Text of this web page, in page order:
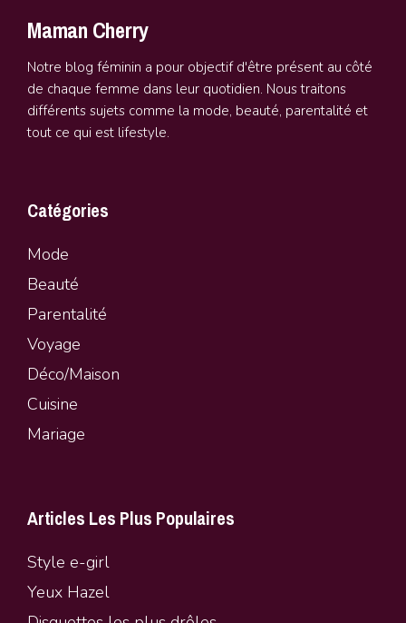
Maman Cherry
Notre blog féminin a pour objectif d'être présent au côté
de chaque femme dans leur quotidien. Nous traitons
différents sujets comme la mode, beauté, parentalité et
tout ce qui est lifestyle.
Catégories
Mode
Beauté
Parentalité
Voyage
Déco/Maison
Cuisine
Mariage
Articles Les Plus Populaires
Style e-girl
Yeux Hazel